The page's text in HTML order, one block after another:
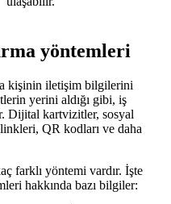
yöntemleri
kişinin iletişim bilgilerini
yerini aldığı gibi, iş
Dijital kartvizitler, sosyal
QR kodları ve daha
farklı yöntemi vardır. İşte
hakkında bazı bilgiler: